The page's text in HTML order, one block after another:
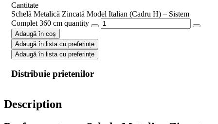
Cantitate
Schelă Metalică Zincată Model Italian (Cadru H) – Sistem
Complet 360 cm quantity
Adaugă în coș
Adaugă în lista cu preferințe
Adaugă în lista cu preferințe
Distribuie prietenilor
Description